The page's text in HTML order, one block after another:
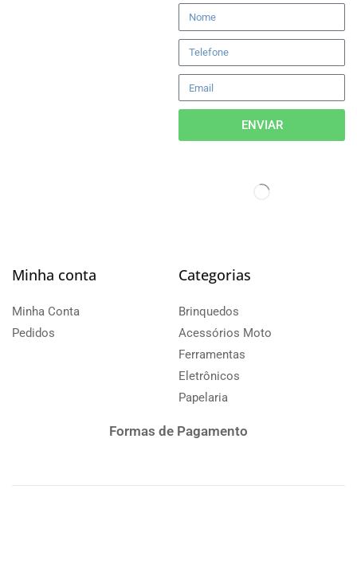
ENVIAR
Minha conta
Minha Conta
Pedidos
Categorias
Brinquedos
Acessórios Moto
Ferramentas
Eletrônicos
Papelaria
Formas de Pagamento